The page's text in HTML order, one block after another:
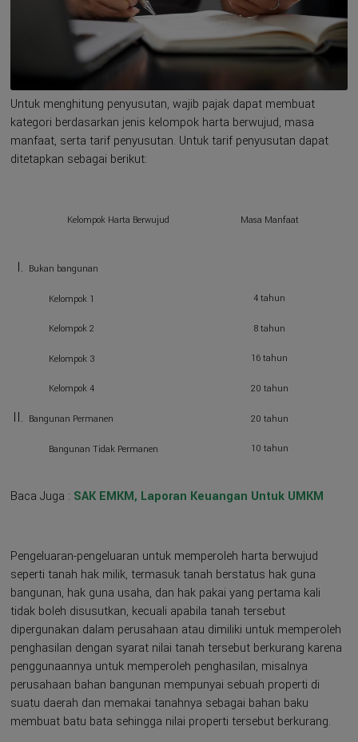
Untuk menghitung penyusutan, wajib pajak dapat membuat
kategori berdasarkan jenis kelompok harta berwujud, masa
manfaat, serta tarif penyusutan. Untuk tarif penyusutan dapat
ditetapkan sebagai berikut:
Kelompok Harta Berwujud Masa Manfaat
Bukan bangunan
Kelompok 1
Kelompok 2
Kelompok 3
Kelompok 4
4 tahun
8 tahun
16 tahun
20 tahun
Bangunan Permanen
Bangunan Tidak Permanen
20 tahun
10 tahun
Baca Juga : SAK EMKM, Laporan Keuangan Untuk UMKM
Pengeluaran-pengeluaran untuk memperoleh harta berwujud
seperti tanah hak milik, termasuk tanah berstatus hak guna
bangunan, hak guna usaha, dan hak pakai yang pertama kali
tidak boleh disusutkan, kecuali apabila tanah tersebut
dipergunakan dalam perusahaan atau dimiliki untuk memperoleh
penghasilan dengan syarat nilai tanah tersebut berkurang karena
penggunaannya untuk memperoleh penghasilan, misalnya
perusahaan bahan bangunan mempunyai sebuah properti di
suatu daerah dan memakai tanahnya sebagai bahan baku
membuat batu bata sehingga nilai properti tersebut berkurang.